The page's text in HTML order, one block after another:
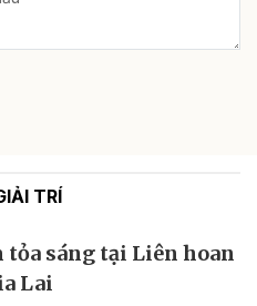
TRÍ
tỏa sáng tại Liên hoan
Lai